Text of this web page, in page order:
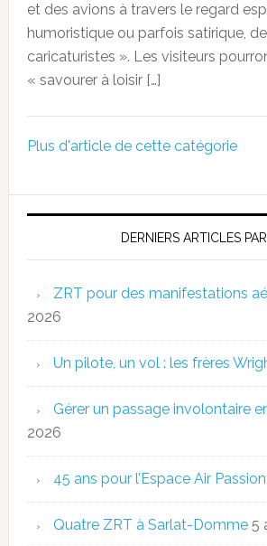
et des avions à travers le regard
humoristique ou parfois satirique,
caricaturistes ». Les visiteurs
« savourer à loisir […]
Plus d'article de cette catégorie
DERNIERS ARTICLES
ZRT pour des manifestations
2026
Un pilote, un vol : les frères
Gérer un passage involontaire
2026
45 ans pour l’Espace Air Passion
Quatre ZRT à Sarlat-Domme 5